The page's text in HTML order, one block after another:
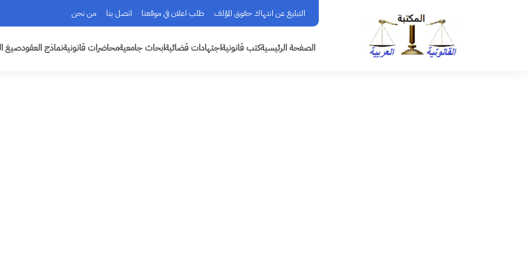
التبليغ عن انتهاك حقوق المؤلف طلب اعلان في موقعنا اتصل بنا من نحن
الصفحة الرئيسيةكتب قانونيةاجتهادات قضائيةابحاث جامعيةمحاضرات قانونيةنماذج العقودصيغ